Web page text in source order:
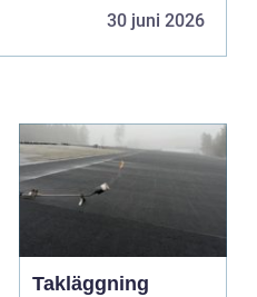
har gen...
30 juni 2026
Takläggning